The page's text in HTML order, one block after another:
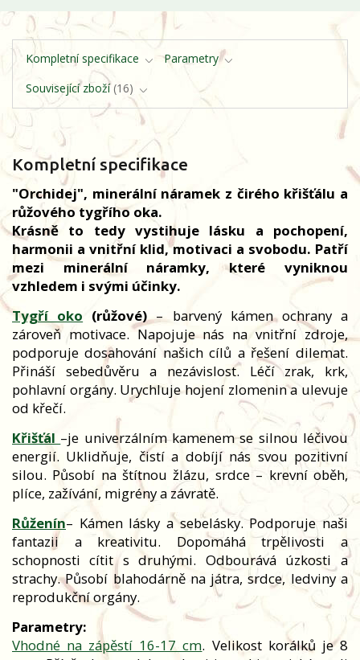
Kompletní specifikace
Parametry
Související zboží 16
Kompletní specifikace
"Orchidej", minerální náramek z čirého křišťálu a
růžového tygřího oka.
Krásně to tedy vystihuje lásku a pochopení,
harmonii a vnitřní klid, motivaci a svobodu. Patří
mezi minerální náramky, které vyniknou
vzhledem i svými účinky.
Tygří oko (růžové)– barvený kámen ochrany a
zároveň motivace. Napojuje nás na vnitřní zdroje,
podporuje dosahování našich cílů a řešení dilemat.
Přináší sebedůvěru a nezávislost. Léčí zrak, krk,
pohlavní orgány. Urychluje hojení zlomenin a ulevuje
od křečí.
Křišťál –je univerzálním kamenem se silnou léčivou
energií. Uklidňuje, čistí a dobíjí nás svou pozitivní
silou. Působí na štítnou žlázu, srdce – krevní oběh,
plíce, zažívání, migrény a závratě.
Růženín– Kámen lásky a sebelásky. Podporuje naši
fantazii a kreativitu. Dopomáhá trpělivosti a
schopnosti cítit s druhými. Odbourává úzkosti a
strachy. Působí blahodárně na játra, srdce, ledviny a
reprodukční orgány.
Parametry:
Vhodné na zápěstí 16-17 cm. Velikost korálků je 8